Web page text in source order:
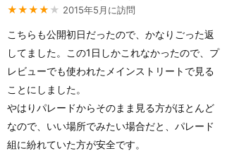
★★★★ ★ 2015年5月に訪問
こちらも公開初日だったので、かなりごった返
してました。この1日しかこれなかったので、プ
レビューでも使われたメインストリートで見る
ことにしました。
やはりパレードからそのまま見る方がほとんど
なので、いい場所でみたい場合だと、パレード
組に紛れていた方が安全です。